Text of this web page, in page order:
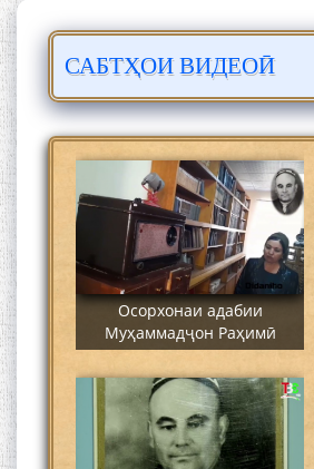
САБТҲОИ ВИДЕОӢ
Сайре дар Осорхона
Муҳаммадҷон Раҳимӣ
Осорхонаи адабии
Муҳаммадҷон Раҳимӣ